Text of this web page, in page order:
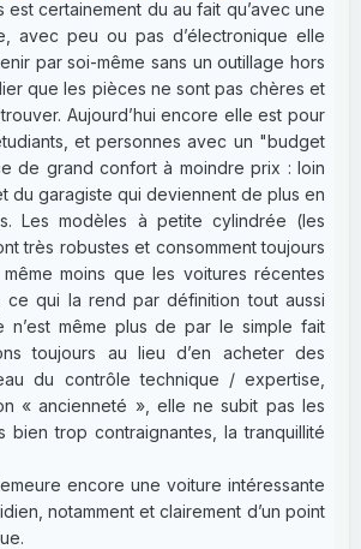
est certainement du au fait qu’avec une
avec peu ou pas d’électronique elle
par soi-même sans un outillage hors
que les pièces ne sont pas chères et
Aujourd’hui encore elle est pour
et personnes avec un "budget
de grand confort à moindre prix : loin
du garagiste qui deviennent de plus en
Les modèles à petite cylindrée (les
très robustes et consomment toujours
moins que les voitures récentes
ce qui la rend par définition tout aussi
n’est même plus de par le simple fait
toujours au lieu d’en acheter des
du contrôle technique / expertise,
« ancienneté », elle ne subit pas les
bien trop contraignantes, la tranquillité
encore une voiture intéressante
notamment et clairement d’un point